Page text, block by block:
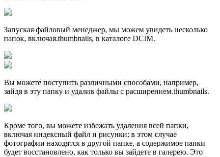
Запуская файловый менеджер, мы можем увидеть несколько
папок, включая.thumbnails, в каталоге DCIM.
Вы можете поcтупить различными способами, например,
зайдя в эту папку и удалив файлы с расширением.thumbnails.
Кроме того, вы можете избежать удаления всей папки,
включая индексный файл и рисунки; в этом случае
фотографии находятся в другой папке, а содержимое папки
будет восстановлено, как только вы зайдете в галерею. Это